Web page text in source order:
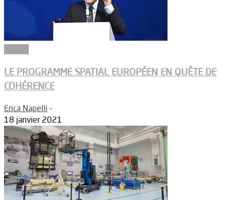
LE PROGRAMME SPATIAL EUROPÉEN EN QUÊTE DE
COHÉRENCE
Erica Napelli -
18 janvier 2021